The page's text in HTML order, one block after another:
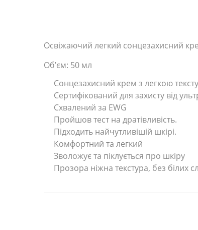
Освіжаючий легкий сонцезахисний
Об’єм: 50 мл
Сонцезахисний крем з легкою
Сертифікований для захисту від
Схвалений за EWG
Пройшов тест на дратівливість.
Підходить найчутливішій шкірі.
Комфортний та легкий
Зволожує та піклується про шкіру
Прозора ніжна текстура, без білих